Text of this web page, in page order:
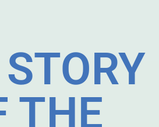
THE